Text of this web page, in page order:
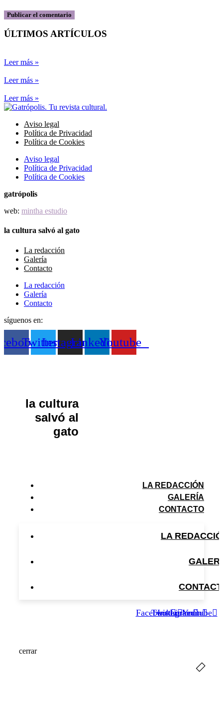
ÚLTIMOS ARTÍCULOS
Leer más »
Leer más »
Leer más »
Aviso legal
Política de Privacidad
Política de Cookies
Aviso legal
Política de Privacidad
Política de Cookies
gatrópolis
web: mintha estudio
la cultura salvó al gato
La redacción
Galería
Contacto
La redacción
Galería
Contacto
síguenos en:
TwitterInstagramLinkedinYoutube
la cultura
salvó al
gato
LA REDACCIÓN
GALERÍA
CONTACTO
LA
Facebook
Twitter
Instagram
Linkedin
Youtube
cerrar